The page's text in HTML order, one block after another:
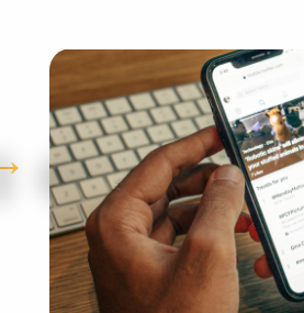
Bra att ha hemma vid ett
Kundservice
Öppettider
Ska du gräva?
Ska du bygga eller riva?
Faktura och betalning
Om oss
Kontakta oss
Om Alingsås Energi